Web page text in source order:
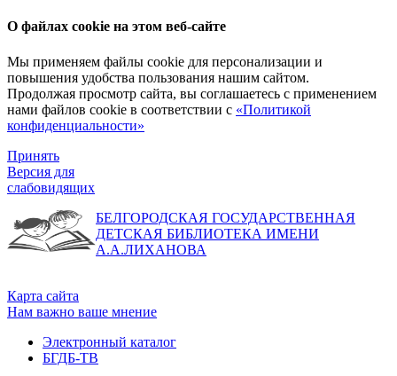
О файлах cookie на этом веб-сайте
Мы применяем файлы cookie для персонализации и
повышения удобства пользования нашим сайтом.
Продолжая просмотр сайта, вы соглашаетесь с применением
нами файлов cookie в соответствии с «Политикой
конфиденциальности»
Принять
Версия для
слабовидящих
БЕЛГОРОДСКАЯ ГОСУДАРСТВЕННАЯ
ДЕТСКАЯ БИБЛИОТЕКА ИМЕНИ
А.А.ЛИХАНОВА
Карта сайта
Нам важно ваше мнение
Электронный каталог
БГДБ-ТВ